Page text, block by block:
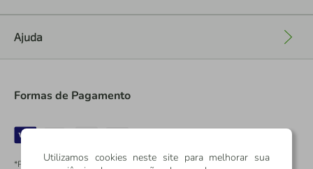
Ajuda
Formas de Pagamento
*Pontos dos Cartões Sicredi
Utilizamos cookies neste site para melhorar sua